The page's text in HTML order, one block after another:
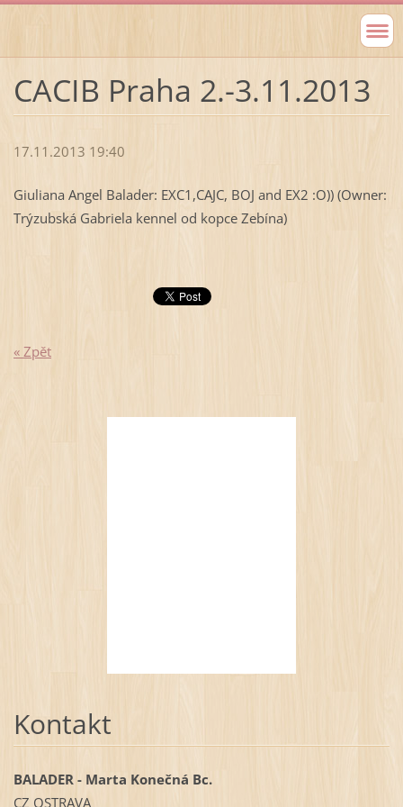
CACIB Praha 2.-3.11.2013
17.11.2013 19:40
Giuliana Angel Balader: EXC1,CAJC, BOJ and EX2 :O)) (Owner:
Trýzubská Gabriela kennel od kopce Zebína)
« Zpět
Kontakt
BALADER - Marta Konečná Bc.
CZ OSTRAVA